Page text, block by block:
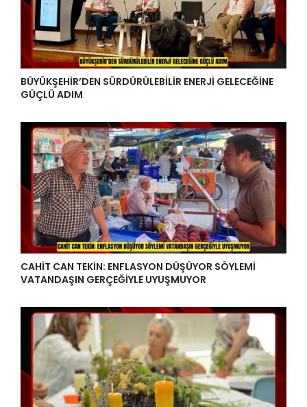
BÜYÜKŞEHİR’DEN SÜRDÜRÜLEBİLİR ENERJİ GELECEĞİNE
GÜÇLÜ ADIM
CAHİT CAN TEKİN: ENFLASYON DÜŞÜYOR SÖYLEMİ
VATANDAŞIN GERÇEĞİYLE UYUŞMUYOR